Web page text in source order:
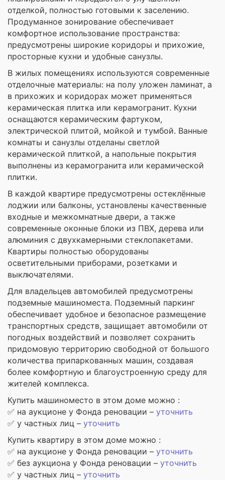
отделкой, полностью готовыми к заселению.
Продуманное зонирование обеспечивает
комфортное использование пространства:
предусмотрены широкие коридоры и прихожие,
просторные кухни и удобные санузлы.
В жилых помещениях используются современные
отделочные материалы: на полу уложен ламинат, а
в прихожих и коридорах может применяться
керамическая плитка или керамогранит. Кухни
оснащаются керамическим фартуком,
электрической плитой, мойкой и тумбой. Ванные
комнаты и санузлы отделаны светлой
керамической плиткой, а напольные покрытия
выполнены из керамогранита или керамической
плитки.
В каждой квартире предусмотрены остеклённые
лоджии или балконы, установлены качественные
входные и межкомнатные двери, а также
современные оконные блоки из ПВХ, дерева или
алюминия с двухкамерными стеклопакетами.
Квартиры полностью оборудованы
осветительными приборами, розетками и
выключателями.
Для владельцев автомобилей предусмотрены
подземные машиноместа. Подземный паркинг
обеспечивает удобное и безопасное размещение
транспортных средств, защищает автомобили от
погодных воздействий и позволяет сохранить
придомовую территорию свободной от большого
количества припаркованных машин, создавая
более комфортную и благоустроенную среду для
жителей комплекса.
Купить машиноместо в этом доме можно :
✅ на аукционе у Фонда реновации – уточнить
✅ у частных лиц – уточнить
Купить квартиру в этом доме можно :
✅ на аукционе у Фонда реновации – уточнить
✅ без аукциона у Фонда реновации – уточнить
✅ у частных лиц – уточнить